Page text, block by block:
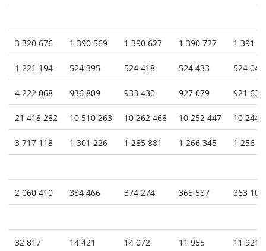
3 320 676 1 390 569 1 390 627 1 390 727 1 391
1 221 194 524 395 524 418 524 433 524 040
4 222 068 936 809 933 430 927 079 921 630
21 418 282 10 510 263 10 262 468 10 252 447 10 244
3 717 118 1 301 226 1 285 881 1 266 345 1 256
2 060 410 384 466 374 274 365 587 363 102
32 817 14 421 14 072 11 955 11 921